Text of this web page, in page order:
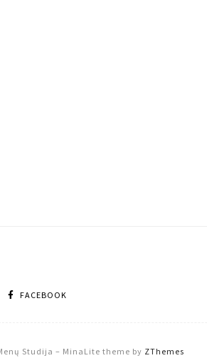
FACEBOOK
Studija – MinaLite theme by ZThemes